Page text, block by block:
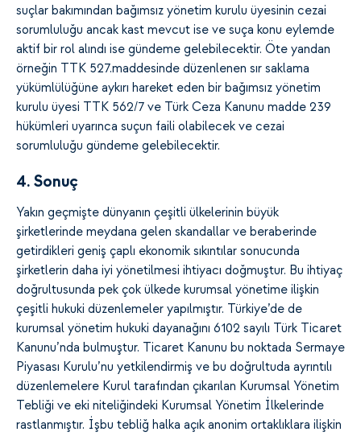
suçlar bakımından bağımsız yönetim kurulu üyesinin cezai
sorumluluğu ancak kast mevcut ise ve suça konu eylemde
aktif bir rol alındı ise gündeme gelebilecektir. Öte yandan
örneğin TTK 527.maddesinde düzenlenen sır saklama
yükümlülüğüne aykırı hareket eden bir bağımsız yönetim
kurulu üyesi TTK 562/7 ve Türk Ceza Kanunu madde 239
hükümleri uyarınca suçun faili olabilecek ve cezai
sorumluluğu gündeme gelebilecektir.
4. Sonuç
Yakın geçmişte dünyanın çeşitli ülkelerinin büyük
şirketlerinde meydana gelen skandallar ve beraberinde
getirdikleri geniş çaplı ekonomik sıkıntılar sonucunda
şirketlerin daha iyi yönetilmesi ihtiyacı doğmuştur. Bu ihtiyaç
doğrultusunda pek çok ülkede kurumsal yönetime ilişkin
çeşitli hukuki düzenlemeler yapılmıştır. Türkiye’de de
kurumsal yönetim hukuki dayanağını 6102 sayılı Türk Ticaret
Kanunu’nda bulmuştur. Ticaret Kanunu bu noktada Sermaye
Piyasası Kurulu’nu yetkilendirmiş ve bu doğrultuda ayrıntılı
düzenlemelere Kurul tarafından çıkarılan Kurumsal Yönetim
Tebliği ve eki niteliğindeki Kurumsal Yönetim İlkelerinde
rastlanmıştır. İşbu tebliğ halka açık anonim ortaklıklara ilişkin